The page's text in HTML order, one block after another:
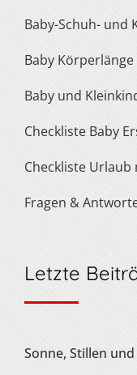
Baby-Schuh-
Baby
Baby und
Checkliste Baby
Checkliste
Fragen &
Letzte
Sonne, Stillen